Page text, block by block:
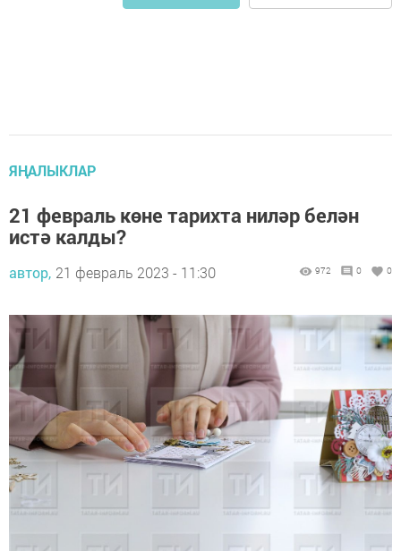
ЯҢАЛЫКЛАР
21 февраль көне тарихта ниләр белән
истә калды?
автор, 21 февраль 2023 - 11:30 972 0 0